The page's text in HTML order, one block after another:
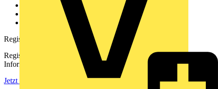
Downloadbereich (PDFs)
Häufig gestellte Fragen
voltimum.com
Registrierung
Registrieren Sie sich kostenlos und erhalten Sie stets aktuelle
Informationen aus der Elektroindustrie.
Jetzt registrieren